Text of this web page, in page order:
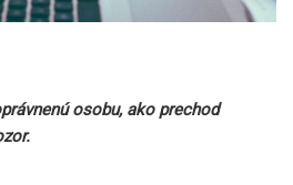
osobu, ako prechod